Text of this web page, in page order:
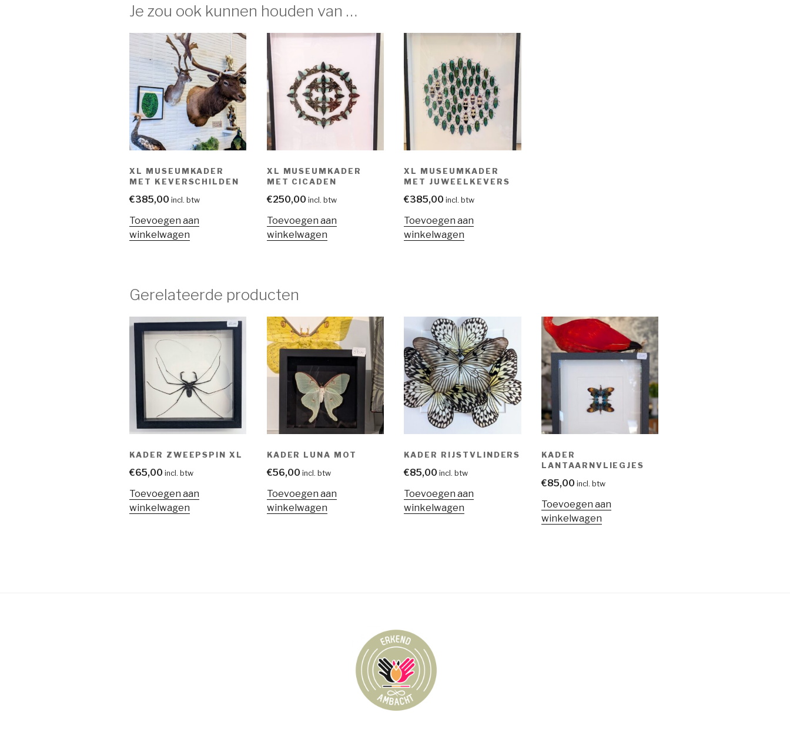
Je zou ook kunnen houden van …
XL MUSEUMKADER
MET KEVERSCHILDEN
€385,00 incl. btw
Toevoegen aan
winkelwagen
XL MUSEUMKADER
MET CICADEN
€250,00 incl. btw
Toevoegen aan
winkelwagen
XL MUSEUMKADER
MET JUWEELKEVERS
€385,00 incl. btw
Toevoegen aan
winkelwagen
Gerelateerde producten
KADER ZWEEPSPIN XL
€65,00 incl. btw
Toevoegen aan
winkelwagen
KADER LUNA MOT
€56,00 incl. btw
Toevoegen aan
winkelwagen
KADER RIJSTVLINDERS
€85,00 incl. btw
Toevoegen aan
winkelwagen
KADER
LANTAARNVLIEGJES
€85,00 incl. btw
Toevoegen aan
winkelwagen